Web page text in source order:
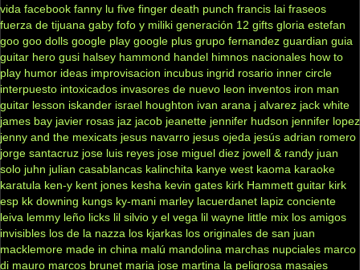
vida facebook fanny lu five finger death punch francis lai fraseos
fuerza de tijuana gaby fofo y miliki generación 12 gifts gloria estefan
goo goo dolls google play google plus grupo fernandez guardian guia
guitar hero gusi halsey hammond handel himnos nacionales how to
play humor ideas improvisacion incubus ingrid rosario inner circle
interpuesto intoxicados invasores de nuevo leon inventos iron man
guitar lesson iskander israel houghton ivan arana j alvarez jack white
james bay javier rosas jaz jacob jeanette jennifer hudson jennifer lopez
jenny and the mexicats jesus navarro jesus ojeda jesús adrian romero
jorge santacruz jose luis reyes jose miguel diez jowell & randy juan
solo juhn julian casablancas kalinchita kanye west kaoma karaoke
karatula ken-y kent jones kesha kevin gates kirk Hammett guitar kirk
esp kk downing kungs ky-mani marley lacuerdanet lapiz conciente
leiva lemmy leño licks lil silvio y el vega lil wayne little mix los amigos
invisibles los de la nazza los kjarkas los originales de san juan
macklemore made in china malú mandolina marchas nupciales marco
di mauro marcos brunet maria jose martina la peligrosa masajes